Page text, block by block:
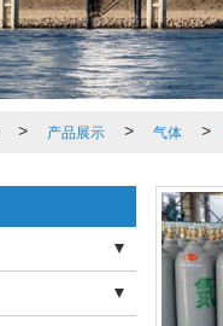
> 产品展示 > 气体 >